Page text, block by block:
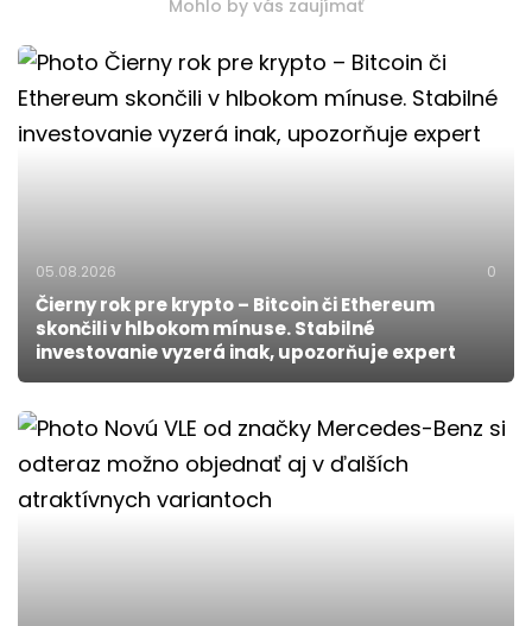
Mohlo by vás zaujímať
05.08.2026 0
Čierny rok pre krypto – Bitcoin či Ethereum
skončili v hlbokom mínuse. Stabilné
investovanie vyzerá inak, upozorňuje expert